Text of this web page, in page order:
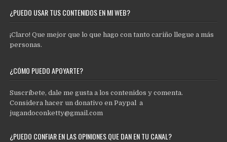
¿PUEDO USAR TUS CONTENIDOS EN MI WEB?
¡Claro! Que mejor que lo que hago con tanto cariño llegue a más
personas.
¿CÓMO PUEDO APOYARTE?
Suscríbete, dale me gusta a los contenidos y comenta.
Considera hacer un donativo en Paypal a
jugandoconketty@gmail.com
¿PUEDO CONFIAR EN LAS OPINIONES QUE DAN EN TU CANAL?